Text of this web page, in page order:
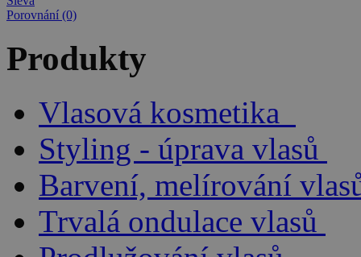
Porovnání (0)
Produkty
Vlasová kosmetika
Styling - úprava vlasů
Barvení, melírování
Trvalá ondulace vlasů